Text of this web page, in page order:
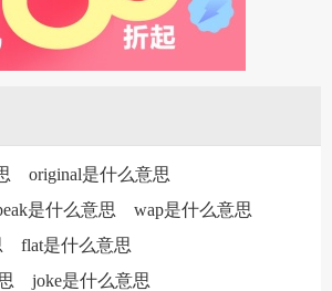
original是什么意思
是什么意思
wap是什么意思
flat是什么意思
joke是什么意思